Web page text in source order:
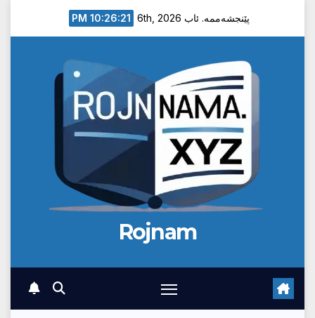
پێنجشەممە. ئاب 6th, 2026 10:26:22 PM
Rojnam